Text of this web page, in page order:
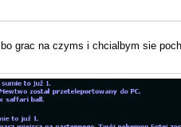
grac na czyms i chcialbym sie